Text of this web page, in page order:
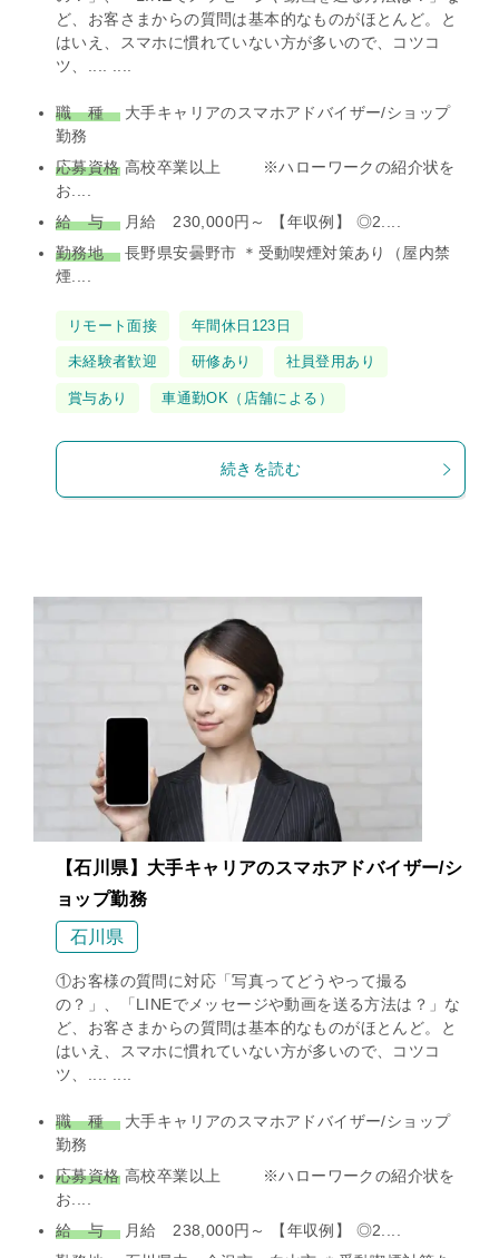
ど、お客さまからの質問は基本的なものがほとんど。と
はいえ、スマホに慣れていない方が多いので、コツコ
ツ、.... ....
職 種大手キャリアのスマホアドバイザー/ショップ
勤務
応募資格高校卒業以上 ※ハローワークの紹介状を
お....
給 与月給 230,000円～ 【年収例】 ◎2....
勤務地長野県安曇野市 ＊受動喫煙対策あり（屋内禁
煙....
タリモート面接 年間休日123日
未経験者歓迎 研修あり 社員登用あり
賞与あり 車通勤OK（店舗による）
続きを読む
【石川県】大手キャリアのスマホアドバイザー/シ
ョップ勤務
石川県
①お客様の質問に対応「写真ってどうやって撮る
の？」、「LINEでメッセージや動画を送る方法は？」な
ど、お客さまからの質問は基本的なものがほとんど。と
はいえ、スマホに慣れていない方が多いので、コツコ
ツ、.... ....
職 種大手キャリアのスマホアドバイザー/ショップ
勤務
応募資格高校卒業以上 ※ハローワークの紹介状を
お....
給 与月給 238,000円～ 【年収例】 ◎2....